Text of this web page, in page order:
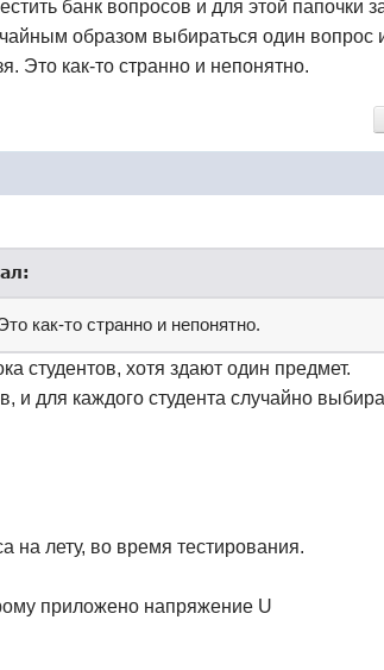
банк вопросов и для этой папочки
образом выбираться один вопрос
Это как-то странно и непонятно.
как-то странно и непонятно.
студентов, хотя здают один предмет.
и для каждого студента случайно
на лету, во время тестирования.
приложено напряжение U